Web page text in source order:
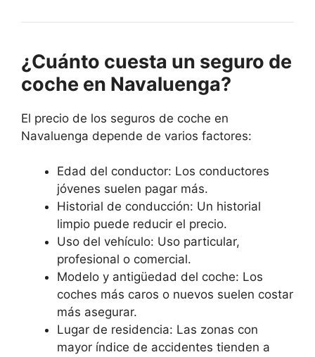
¿Cuánto cuesta un seguro de
coche en Navaluenga?
El precio de los seguros de coche en
Navaluenga depende de varios factores:
Edad del conductor: Los conductores
jóvenes suelen pagar más.
Historial de conducción: Un historial
limpio puede reducir el precio.
Uso del vehículo: Uso particular,
profesional o comercial.
Modelo y antigüedad del coche: Los
coches más caros o nuevos suelen costar
más asegurar.
Lugar de residencia: Las zonas con
mayor índice de accidentes tienden a